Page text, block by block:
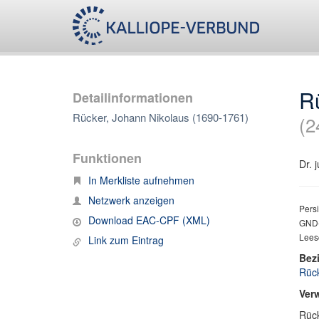
Detailinformationen
Rücker, Johann Nikolaus (1690-1761)
Funktionen
In Merkliste aufnehmen
Netzwerk anzeigen
Download EAC-CPF (XML)
Link zum Eintrag
Dr.